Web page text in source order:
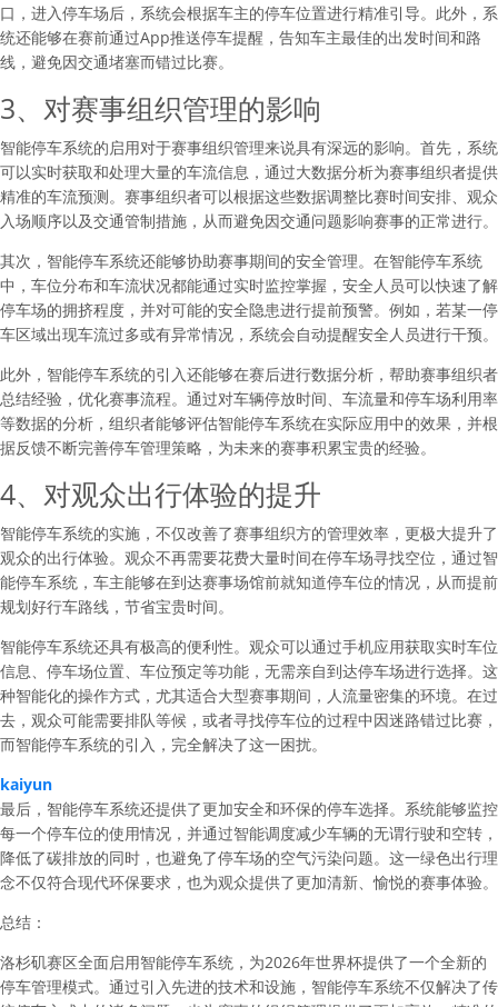
口，进入停车场后，系统会根据车主的停车位置进行精准引导。此外，系
统还能够在赛前通过App推送停车提醒，告知车主最佳的出发时间和路
线，避免因交通堵塞而错过比赛。
3、对赛事组织管理的影响
智能停车系统的启用对于赛事组织管理来说具有深远的影响。首先，系统
可以实时获取和处理大量的车流信息，通过大数据分析为赛事组织者提供
精准的车流预测。赛事组织者可以根据这些数据调整比赛时间安排、观众
入场顺序以及交通管制措施，从而避免因交通问题影响赛事的正常进行。
其次，智能停车系统还能够协助赛事期间的安全管理。在智能停车系统
中，车位分布和车流状况都能通过实时监控掌握，安全人员可以快速了解
停车场的拥挤程度，并对可能的安全隐患进行提前预警。例如，若某一停
车区域出现车流过多或有异常情况，系统会自动提醒安全人员进行干预。
此外，智能停车系统的引入还能够在赛后进行数据分析，帮助赛事组织者
总结经验，优化赛事流程。通过对车辆停放时间、车流量和停车场利用率
等数据的分析，组织者能够评估智能停车系统在实际应用中的效果，并根
据反馈不断完善停车管理策略，为未来的赛事积累宝贵的经验。
4、对观众出行体验的提升
智能停车系统的实施，不仅改善了赛事组织方的管理效率，更极大提升了
观众的出行体验。观众不再需要花费大量时间在停车场寻找空位，通过智
能停车系统，车主能够在到达赛事场馆前就知道停车位的情况，从而提前
规划好行车路线，节省宝贵时间。
智能停车系统还具有极高的便利性。观众可以通过手机应用获取实时车位
信息、停车场位置、车位预定等功能，无需亲自到达停车场进行选择。这
种智能化的操作方式，尤其适合大型赛事期间，人流量密集的环境。在过
去，观众可能需要排队等候，或者寻找停车位的过程中因迷路错过比赛，
而智能停车系统的引入，完全解决了这一困扰。
kaiyun
最后，智能停车系统还提供了更加安全和环保的停车选择。系统能够监控
每一个停车位的使用情况，并通过智能调度减少车辆的无谓行驶和空转，
降低了碳排放的同时，也避免了停车场的空气污染问题。这一绿色出行理
念不仅符合现代环保要求，也为观众提供了更加清新、愉悦的赛事体验。
总结：
洛杉矶赛区全面启用智能停车系统，为2026年世界杯提供了一个全新的
停车管理模式。通过引入先进的技术和设施，智能停车系统不仅解决了传